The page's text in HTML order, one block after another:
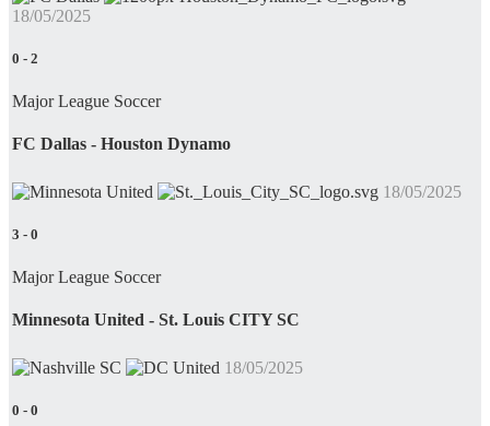
18/05/2025
0 - 2
Major League Soccer
FC Dallas - Houston Dynamo
18/05/2025
3 - 0
Major League Soccer
Minnesota United - St. Louis CITY SC
18/05/2025
0 - 0